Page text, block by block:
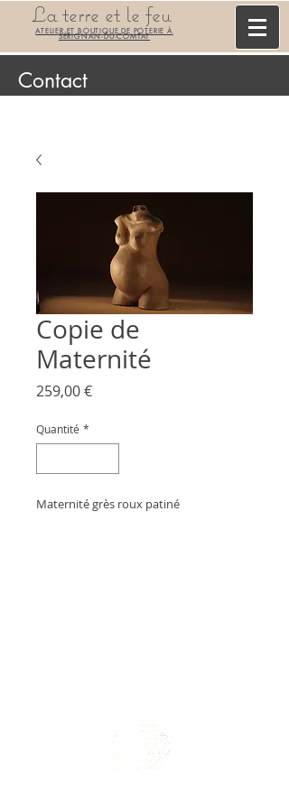
La terre et le feu
ATELIER ET BOUTIQUE DE POTERIE À
SÉRIGNAN-DU-COMTAT
Contact
Copie de
Maternité
259,00 €Prix
Quantité *
Maternité grès roux patiné